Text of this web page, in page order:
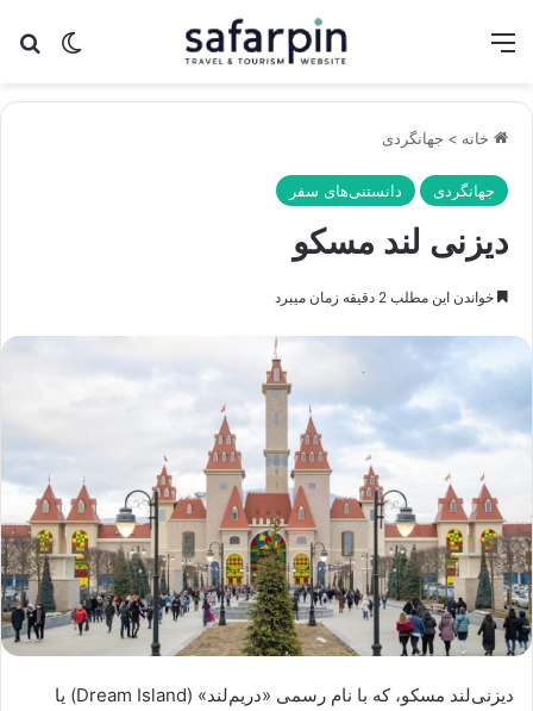
تغییر منو
خانه > جهانگردی
جهانگردی دانستنی‌های سفر
دیزنی لند مسکو
خواندن این مطلب 2 دقیقه زمان میبرد
دیزنی‌لند مسکو، که با نام رسمی «دریم‌لند» (Dream Island) یا